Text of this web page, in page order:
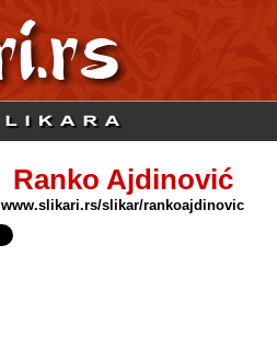
Ranko Ajdinović
www.slikari.rs/slikar/rankoajdinovic